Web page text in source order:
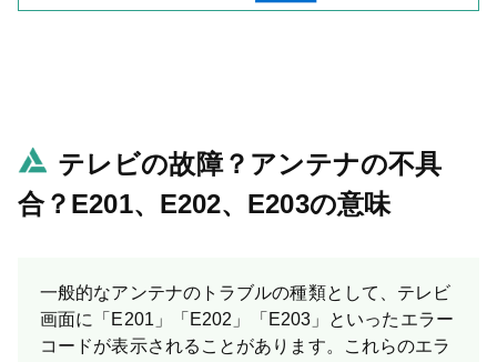
テレビの故障？アンテナの不具
合？E201、E202、E203の意味
一般的なアンテナのトラブルの種類として、テレビ
画面に「E201」「E202」「E203」といったエラー
コードが表示されることがあります。これらのエラ